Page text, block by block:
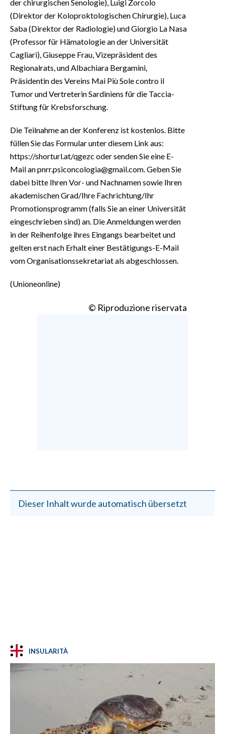
der chirurgischen Senologie), Luigi Zorcolo
(Direktor der Koloproktologischen Chirurgie), Luca
Saba (Direktor der Radiologie) und Giorgio La Nasa
(Professor für Hämatologie an der Universität
Cagliari), Giuseppe Frau, Vizepräsident des
Regionalrats, und Albachiara Bergamini,
Präsidentin des Vereins Mai Più Sole contro il
Tumor und Vertreterin Sardiniens für die Taccia-
Stiftung für Krebsforschung.
Die Teilnahme an der Konferenz ist kostenlos. Bitte
füllen Sie das Formular unter diesem Link aus:
https://shorturl.at/qgezc oder senden Sie eine E-
Mail an pnrr.psiconcologia@gmail.com. Geben Sie
dabei bitte Ihren Vor- und Nachnamen sowie Ihren
akademischen Grad/Ihre Fachrichtung/Ihr
Promotionsprogramm (falls Sie an einer Universität
eingeschrieben sind) an. Die Anmeldungen werden
in der Reihenfolge ihres Eingangs bearbeitet und
gelten erst nach Erhalt einer Bestätigungs-E-Mail
vom Organisationssekretariat als abgeschlossen.
(Unioneonline)
© Riproduzione riservata
Dieser Inhalt wurde automatisch übersetzt
INSULARITÀ